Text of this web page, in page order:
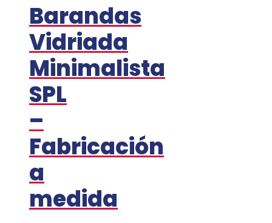
Barandas
Vidriada
Minimalista
SPL
–
Fabricación
a
medida